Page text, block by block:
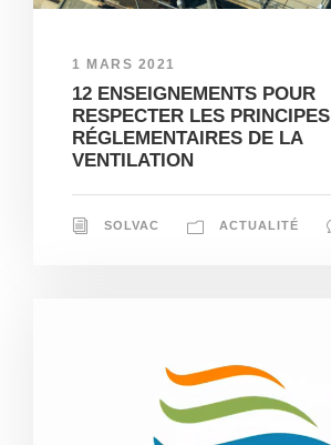
1 MARS 2021
12 ENSEIGNEMENTS POUR
RESPECTER LES PRINCIPES
RÉGLEMENTAIRES DE LA
VENTILATION
SOLVAC ACTUALITÉ